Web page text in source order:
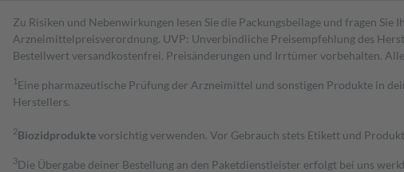
Zu Risiken und Nebenwirkungen lesen Sie die Packungsbeilage und fragen
Arzneimittelpreisverordnung. UVP: Unverbindliche Preisempfehlung des
Bestell­wert versand­kosten­frei. Preisänderungen und Irrtümer vorbehalten.
1 Eine pharmazeutische Prüfung der Arzneimittel und sonstigen Produkte in
Herstellers.
2Biozidproduktevorsichtig verwenden. Vor Gebrauch stets Etikett und
3Die Übergabe deiner Bestellung an den Paketdienstleister erfolgt bei uns